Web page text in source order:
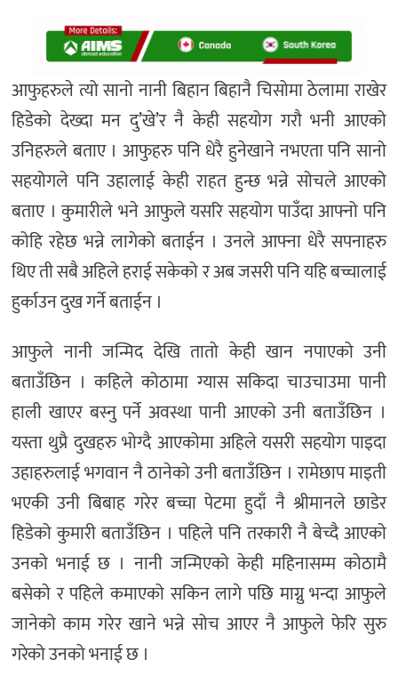
आफुहरुले त्यो सानो नानी बिहान बिहानै चिसोमा ठेलामा राखेर
हिडेको देख्दा मन दु’खे’र नै केही सहयोग गरौ भनी आएको
उनिहरुले बताए । आफुहरु पनि धेरै हुनेखाने नभएता पनि सानो
सहयोगले पनि उहालाई केही राहत हुन्छ भन्ने सोचले आएको
बताए । कुमारीले भने आफुले यसरि सहयोग पाउँदा आफ्नो पनि
कोहि रहेछ भन्ने लागेको बताईन । उनले आफ्ना धेरै सपनाहरु
थिए ती सबै अहिले हराई सकेको र अब जसरी पनि यहि बच्चालाई
हुर्काउन दुख गर्ने बताईन ।
आफुले नानी जन्मिद देखि तातो केही खान नपाएको उनी
बताउँछिन । कहिले कोठामा ग्यास सकिदा चाउचाउमा पानी
हाली खाएर बस्नु पर्ने अवस्था पानी आएको उनी बताउँछिन ।
यस्ता थुप्रै दुखहरु भोग्दै आएकोमा अहिले यसरी सहयोग पाइदा
उहाहरुलाई भगवान नै ठानेको उनी बताउँछिन । रामेछाप माइती
भएकी उनी बिबाह गरेर बच्चा पेटमा हुदाँ नै श्रीमानले छाडेर
हिडेको कुमारी बताउँछिन । पहिले पनि तरकारी नै बेच्दै आएको
उनको भनाई छ । नानी जन्मिएको केही महिनासम्म कोठामै
बसेको र पहिले कमाएको सकिन लागे पछि माग्नु भन्दा आफुले
जानेको काम गरेर खाने भन्ने सोच आएर नै आफुले फेरि सुरु
गरेको उनको भनाई छ ।